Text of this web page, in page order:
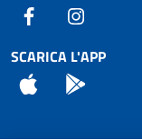
Facebook
SCARICA L'APP
App Store